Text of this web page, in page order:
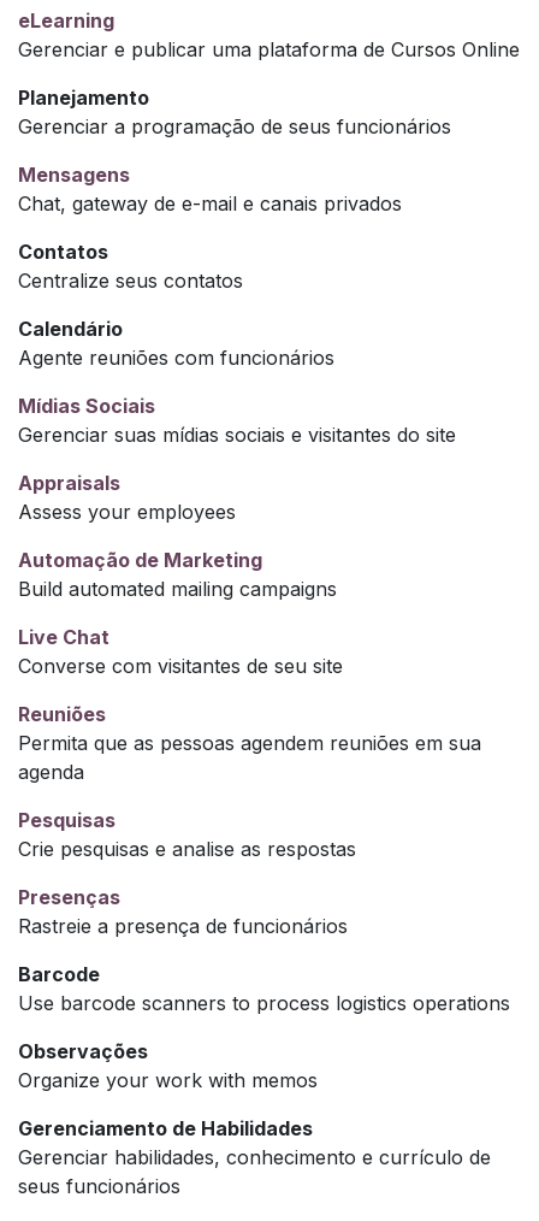
eLearning
Gerenciar e publicar uma plataforma de Cursos Online
Planejamento
Gerenciar a programação de seus funcionários
Mensagens
Chat, gateway de e-mail e canais privados
Contatos
Centralize seus contatos
Calendário
Agente reuniões com funcionários
Mídias Sociais
Gerenciar suas mídias sociais e visitantes do site
Appraisals
Assess your employees
Automação de Marketing
Build automated mailing campaigns
Live Chat
Converse com visitantes de seu site
Reuniões
Permita que as pessoas agendem reuniões em sua
agenda
Pesquisas
Crie pesquisas e analise as respostas
Presenças
Rastreie a presença de funcionários
Barcode
Use barcode scanners to process logistics operations
Observações
Organize your work with memos
Gerenciamento de Habilidades
Gerenciar habilidades, conhecimento e currículo de
seus funcionários